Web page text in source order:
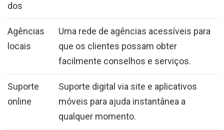
dos
Agências
locais
Uma rede de agências acessíveis para
que os clientes possam obter
facilmente conselhos e serviços.
Suporte
online
Suporte digital via site e aplicativos
móveis para ajuda instantânea a
qualquer momento.